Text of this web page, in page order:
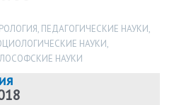
, ПЕДАГОГИЧЕСКИЕ НАУКИ,
НАУКИ,
НАУКИ